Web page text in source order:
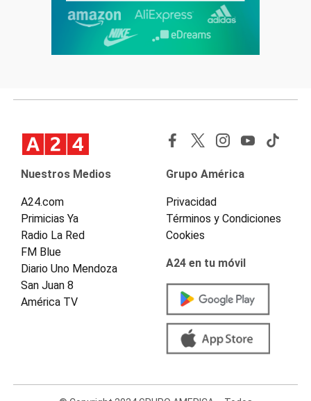
Nuestros Medios
A24.com
Primicias Ya
Radio La Red
FM Blue
Diario Uno Mendoza
San Juan 8
América TV
Grupo América
Privacidad
Términos y Condiciones
Cookies
A24 en tu móvil